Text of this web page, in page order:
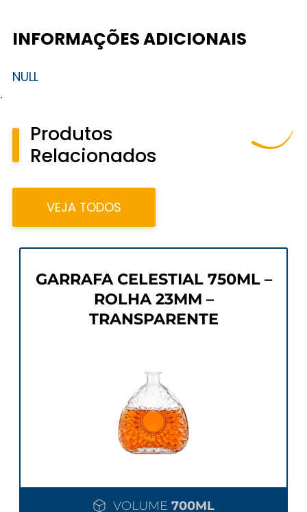
INFORMAÇÕES ADICIONAIS
NULL
.
Produtos
Relacionados
VEJA TODOS
GARRAFA CELESTIAL 750ML –
ROLHA 23MM –
TRANSPARENTE
VOLUME 700ML